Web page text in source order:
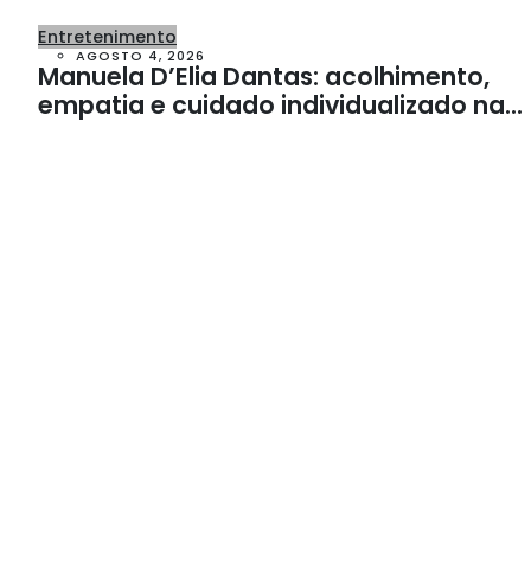
Entretenimento
AGOSTO 4, 2026
Manuela D’Elia Dantas: acolhimento,
empatia e cuidado individualizado na